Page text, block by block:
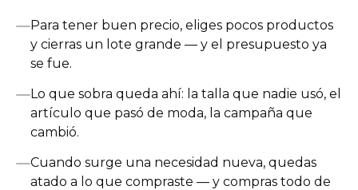
Para tener buen precio, eliges pocos productos
y cierras un lote grande — y el presupuesto ya
se fue.
Lo que sobra queda ahí: la talla que nadie usó, el
artículo que pasó de moda, la campaña que
cambió.
Cuando surge una necesidad nueva, quedas
atado a lo que compraste — y compras todo de